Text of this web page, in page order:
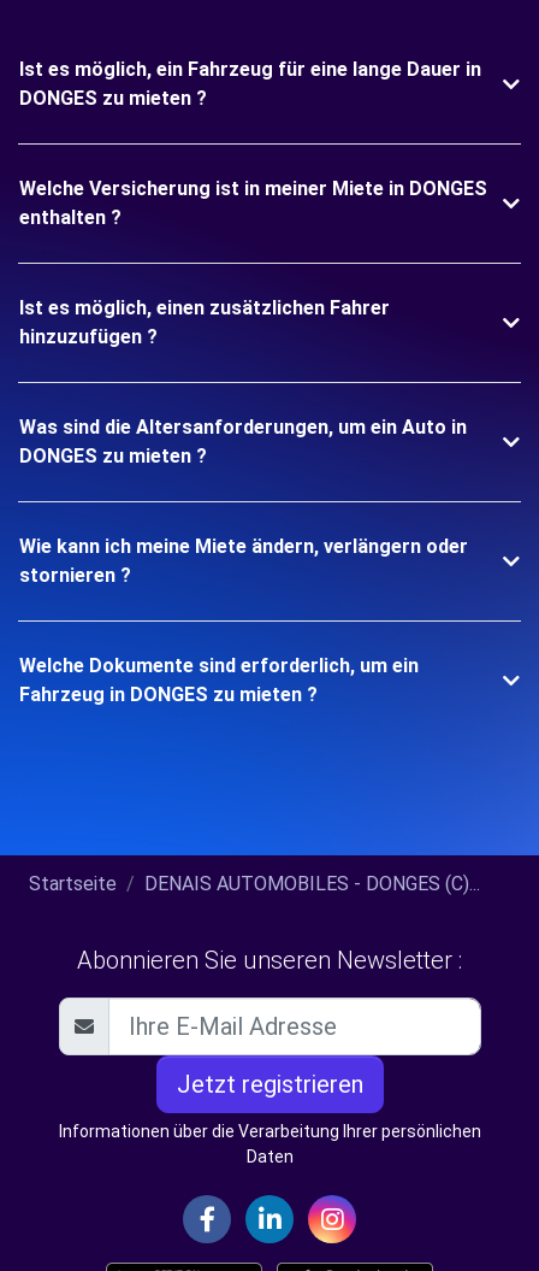
Ist es möglich, ein Fahrzeug für eine lange Dauer in
DONGES zu mieten ?
Welche Versicherung ist in meiner Miete in DONGES
enthalten ?
Ist es möglich, einen zusätzlichen Fahrer
hinzuzufügen ?
Was sind die Altersanforderungen, um ein Auto in
DONGES zu mieten ?
Wie kann ich meine Miete ändern, verlängern oder
stornieren ?
Welche Dokumente sind erforderlich, um ein
Fahrzeug in DONGES zu mieten ?
Startseite DENAIS AUTOMOBILES - DONGES (C)...
Abonnieren Sie unseren Newsletter :
Jetzt registrieren
Informationen über die Verarbeitung Ihrer persönlichen
Daten